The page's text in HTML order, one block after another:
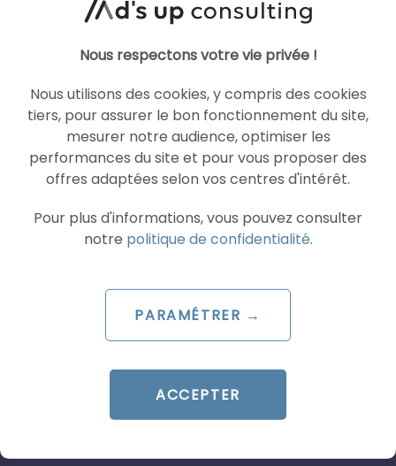
LIRE L'ARTICLE
SOCIAL ADS TIKTOK ADS
les AI Skills qui redéfinissent
le pilotage Ads
Nous respectons votre vie privée !
Nous utilisons des cookies, y compris des cookies
tiers, pour assurer le bon fonctionnement du site,
mesurer notre audience, optimiser les
performances du site et pour vous proposer des
offres adaptées selon vos centres d'intérêt.
Pour plus d'informations, vous pouvez consulter
notre politique de confidentialité.
PARAMÉTRER →
ACCEPTER